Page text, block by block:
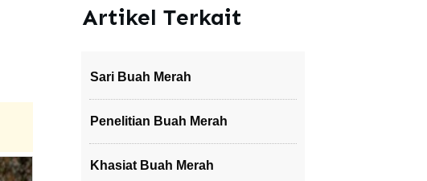
Artikel Terkait
Sari Buah Merah
Penelitian Buah Merah
Khasiat Buah Merah